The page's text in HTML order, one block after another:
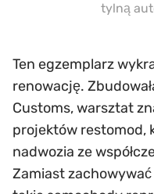
tylną
Ten egzemplarz
renowację.
Customs, warsztat
projektów restomod,
nadwozia ze
Zamiast